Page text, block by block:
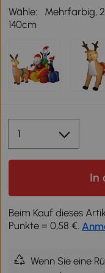
Wähle:
Mehrfarbig,
140cm
In
Beim Kauf dieses
Punkte = 0,58 €.
Wenn Sie eine